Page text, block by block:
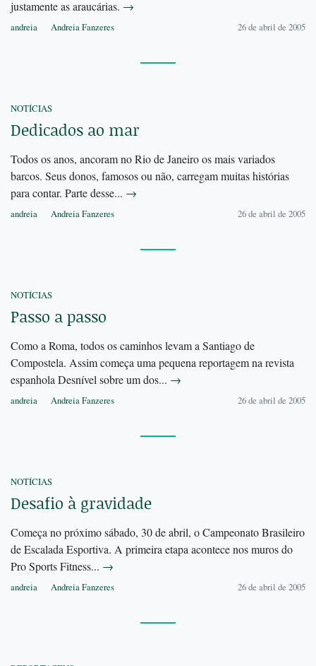
justamente as araucárias. →
andreia Andreia Fanzeres 26 de abril de 2005
NOTÍCIAS
Dedicados ao mar
Todos os anos, ancoram no Rio de Janeiro os mais variados
barcos. Seus donos, famosos ou não, carregam muitas histórias
para contar. Parte desse... →
andreia Andreia Fanzeres 26 de abril de 2005
NOTÍCIAS
Passo a passo
Como a Roma, todos os caminhos levam a Santiago de
Compostela. Assim começa uma pequena reportagem na revista
espanhola Desnível sobre um dos... →
andreia Andreia Fanzeres 26 de abril de 2005
NOTÍCIAS
Desafio à gravidade
Começa no próximo sábado, 30 de abril, o Campeonato Brasileiro
de Escalada Esportiva. A primeira etapa acontece nos muros do
Pro Sports Fitness... →
andreia Andreia Fanzeres 26 de abril de 2005